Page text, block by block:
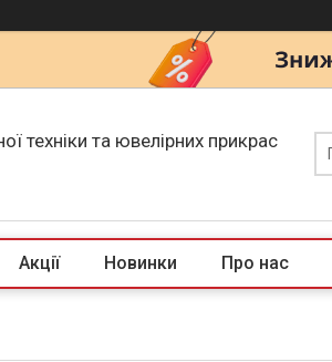
техніки та ювелірних прикрас
Акції Новинки Про нас